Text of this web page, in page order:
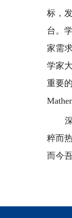
标，
台。
家需
学家
重要
粹而
而今